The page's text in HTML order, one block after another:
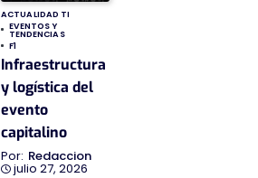
ACTUALIDAD TI
EVENTOS Y
TENDENCIAS
F1
Infraestructura
y logística del
evento
capitalino
Redaccion
julio 27, 2026